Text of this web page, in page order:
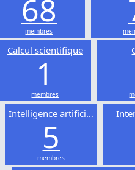
68
membres
Calcul scientifique
1
membres
Intelligence artificielle
5
membres